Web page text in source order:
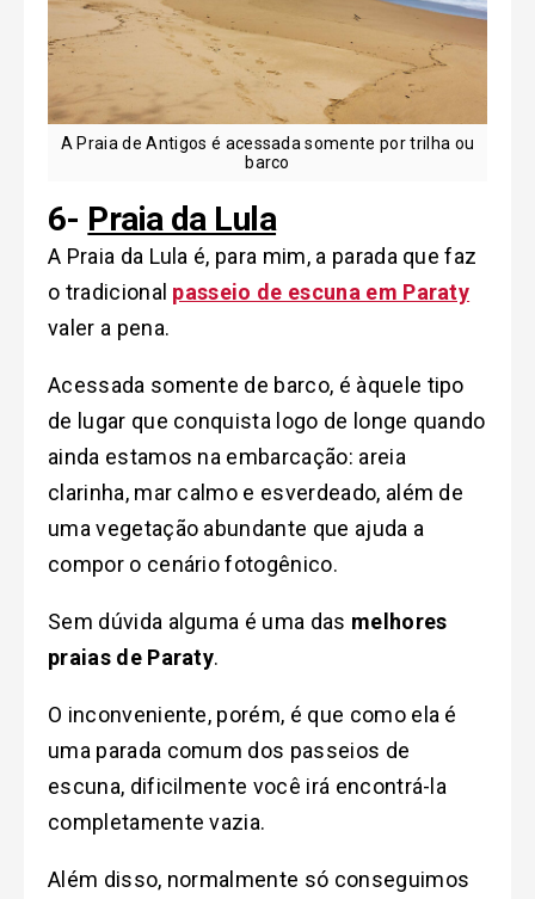
A Praia de Antigos é acessada somente por trilha ou
barco
6- Praia da Lula
A Praia da Lula é, para mim, a parada que faz
o tradicional passeio de escuna em Paraty
valer a pena.
Acessada somente de barco, é àquele tipo
de lugar que conquista logo de longe quando
ainda estamos na embarcação: areia
clarinha, mar calmo e esverdeado, além de
uma vegetação abundante que ajuda a
compor o cenário fotogênico.
Sem dúvida alguma é uma das melhores
praias de Paraty.
O inconveniente, porém, é que como ela é
uma parada comum dos passeios de
escuna, dificilmente você irá encontrá-la
completamente vazia.
Além disso, normalmente só conseguimos